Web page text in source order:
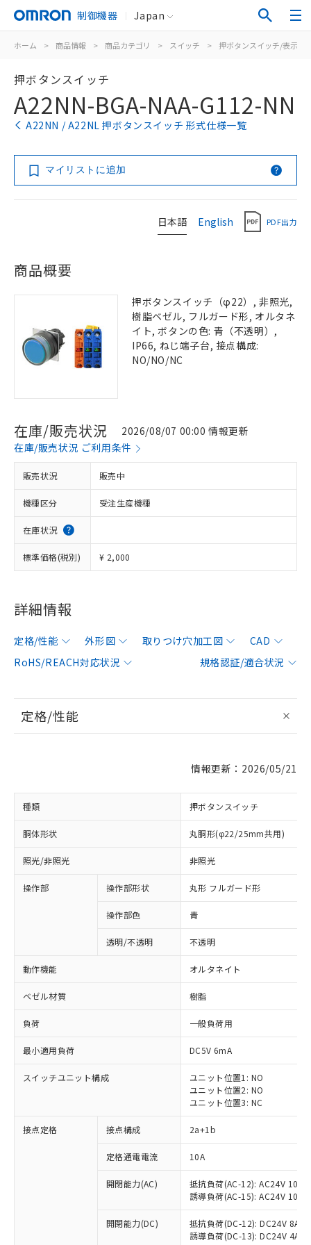
制御機器 Japan
ホーム > 商品情報 > 商品カテゴリ > スイッチ > 押ボタンスイッチ/表示灯
押ボタンスイッチ
A22NN-BGA-NAA-G112-NN
A22NN / A22NL 押ボタンスイッチ 形式仕様一覧
マイリストに追加
日本語 English PDF出力
商品概要
押ボタンスイッチ（φ22）, 非照光,
樹脂ベゼル, フルガード形, オルタネ
イト, ボタンの色: 青（不透明）,
IP66, ねじ端子台, 接点構成:
NO/NO/NC
在庫/販売状況
2026/08/07 00:00 情報更新
在庫/販売状況 ご利用条件
販売状況 販売中
機種区分 受注生産機種
在庫状況
標準価格(税別) ¥ 2,000
詳細情報
定格/性能 外形図 取りつけ穴加工図
CAD
RoHS/REACH対応状況
規格認証/適合状況
定格/性能
情報更新：2026/05/21
種類 押ボタンスイッチ
胴体形状 丸胴形(φ22/25mm共用)
照光/非照光 非照光
操作部 操作部形状 丸形 フルガード形
操作部色 青
透明/不透明 不透明
動作機能 オルタネイト
ベゼル材質 樹脂
負荷 一般負荷用
最小適用負荷 DC5V 6mA
スイッチユニット構成
ユニット位置1: NO
ユニット位置2: NO
ユニット位置3: NC
接点定格 接点構成 2a+1b
定格通電電流 10A
開閉能力(AC)
抵抗負荷(AC-12): AC24V 10A/
誘導負荷(AC-15): AC24V
開閉能力(DC)
抵抗負荷(DC-12): DC24V 8A/
誘導負荷(DC-13): DC24V 4A/
ご利用条件
対応済み：EU RoHS指令（10物質）の
非含有に対応した製品が提供可能な商品で
有に対応した製品に切り替える予定のある